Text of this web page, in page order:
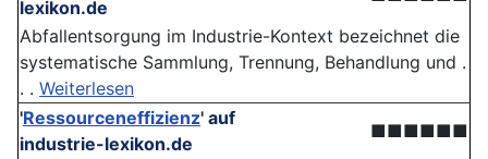
lexikon.de
Abfallentsorgung im Industrie-Kontext bezeichnet die
systematische Sammlung, Trennung, Behandlung und .
. . Weiterlesen
'Ressourceneffizienz' auf
industrie-lexikon.de
■■■■■■